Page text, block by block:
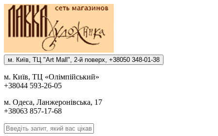
м. Киïв, ТЦ "Art Mall", 2-й поверх, +38050 348-01-38
м. Киïв, ТЦ «Олiмпiйський»
+38044 593-26-05
м. Одеса, Ланжеронiвська, 17
+38063 857-17-68